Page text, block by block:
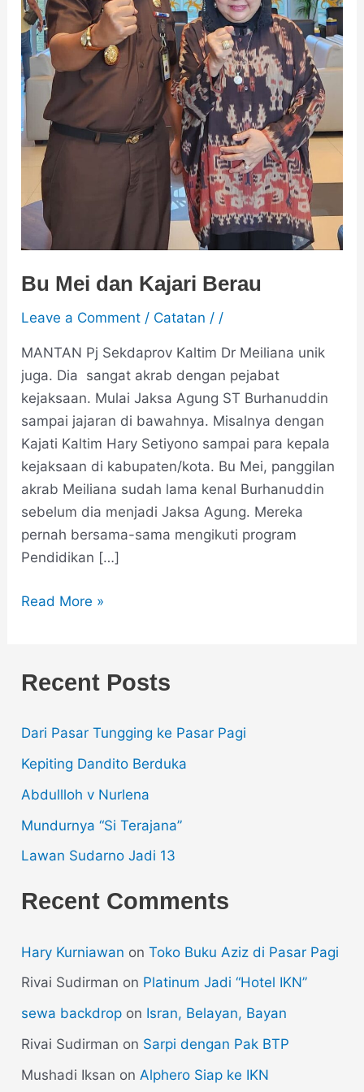
Bu Mei dan Kajari Berau
Leave a Comment / Catatan / /
MANTAN Pj Sekdaprov Kaltim Dr Meiliana unik
juga. Dia sangat akrab dengan pejabat
kejaksaan. Mulai Jaksa Agung ST Burhanuddin
sampai jajaran di bawahnya. Misalnya dengan
Kajati Kaltim Hary Setiyono sampai para kepala
kejaksaan di kabupaten/kota. Bu Mei, panggilan
akrab Meiliana sudah lama kenal Burhanuddin
sebelum dia menjadi Jaksa Agung. Mereka
pernah bersama-sama mengikuti program
Pendidikan […]
Read More »
Recent Posts
Dari Pasar Tungging ke Pasar Pagi
Kepiting Dandito Berduka
Abdullloh v Nurlena
Mundurnya “Si Terajana”
Lawan Sudarno Jadi 13
Recent Comments
Hary Kurniawan onToko Buku Aziz di Pasar Pagi
Rivai Sudirman on Platinum Jadi “Hotel IKN”
sewa backdrop on Isran, Belayan, Bayan
Rivai Sudirman on Sarpi dengan Pak BTP
Mushadi Iksan on Alphero Siap ke IKN